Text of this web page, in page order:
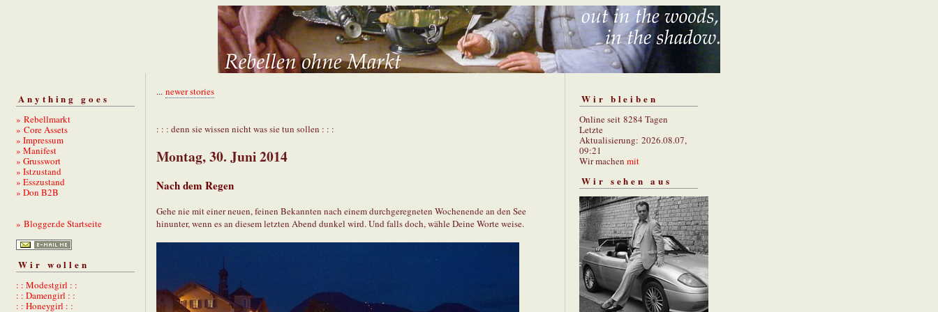
Anything goes
» Rebellmarkt
» Core Assets
» Impressum
» Manifest
» Grusswort
» Istzustand
» Esszustand
» Don B2B
» Blogger.de Startseite
Wir wollen
: : Modestgirl : :
: : Damengirl : :
: : Honeygirl : :
... newer stories
: : : denn sie wissen nicht was sie tun sollen : : :
Montag, 30. Juni 2014
Nach dem Regen
Gehe nie mit einer neuen, feinen Bekannten nach einem durchgeregneten Wochenende an den See
hinunter, wenn es an diesem letzten Abend dunkel wird. Und falls doch, wähle Deine Worte weise.
Wir bleiben
Online seit 8284 Tagen
Letzte
Aktualisierung: 2026.08.07,
09:21
Wir machen mit
Wir sehen aus